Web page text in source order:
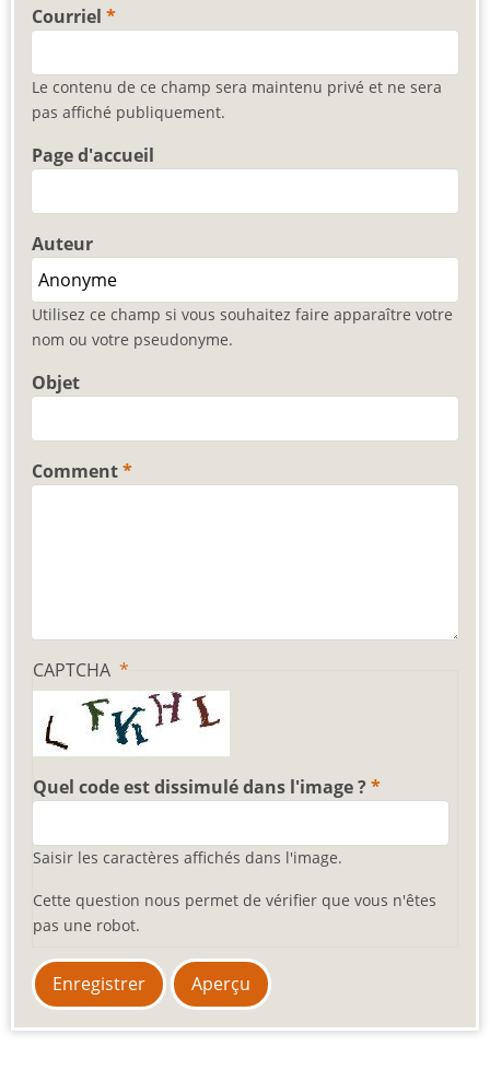
Courriel
Le contenu de ce champ sera maintenu privé et ne sera
pas affiché publiquement.
Page d'accueil
Auteur
Utilisez ce champ si vous souhaitez faire apparaître votre
nom ou votre pseudonyme.
Objet
Comment
CAPTCHA
Quel code est dissimulé dans l'image ?
Saisir les caractères affichés dans l'image.
Cette question nous permet de vérifier que vous n'êtes
pas une robot.